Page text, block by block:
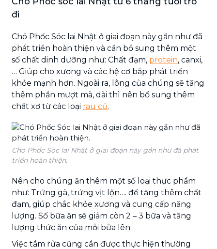
đi
Chó Phốc Sóc lai Nhật ở giai đoạn này gần như đã
phát triển hoàn thiện và cần bổ sung thêm một
số chất dinh dưỡng như: Chất đạm, protein, canxi,
… Giúp cho xương và các hệ cơ bắp phát triển
khỏe mạnh hơn. Ngoài ra, lông của chúng sẽ tăng
thêm phần mượt mà, dài thì nên bổ sung thêm
chất xơ từ các loại rau củ.
Chó Phốc Sóc lai Nhật ở giai đoạn này gần như đã phát
triển hoàn thiện.
Nên cho chúng ăn thêm một số loại thực phẩm
như: Trứng gà, trứng vịt lộn…. để tăng thêm chất
đạm, giúp chắc khỏe xương và cung cấp năng
lượng. Số bữa ăn sẽ giảm còn 2 – 3 bữa và tăng
lượng thức ăn của mỗi bữa lên.
Việc tắm rửa cũng cần được thực hiện thường